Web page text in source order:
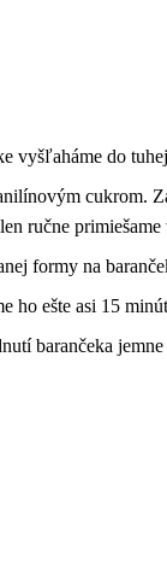
vyšľaháme do
cukrom.
ručne
formy na
ho ešte asi 15
barančeka